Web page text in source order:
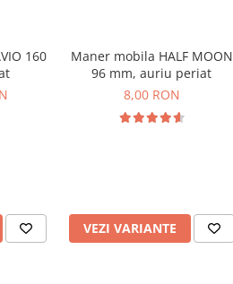
160
Maner mobila HALF MOON
96 mm, auriu periat
8,00 RON
VEZI VARIANTE